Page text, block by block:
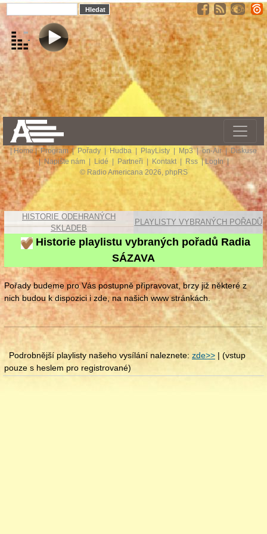
|Home|Program | Pořady Hudba PlayListy Mp3|on-Air|Diskuse
|Napište nám Lidé Partneři Kontakt Rss |LogIn |
© Radio Americana 2026, phpRS
HISTORIE ODEHRANÝCH
SKLADEB
PLAYLISTY VYBRANÝCH POŘADŮ
Historie playlistu vybraných pořadů Radia
SÁZAVA
Pořady budeme pro Vás postupně připravovat, brzy již některé z
nich budou k dispozici i zde, na našich www stránkách.
Podrobnější playlisty našeho vysílání naleznete: zde>> | (vstup
pouze s heslem pro registrované)